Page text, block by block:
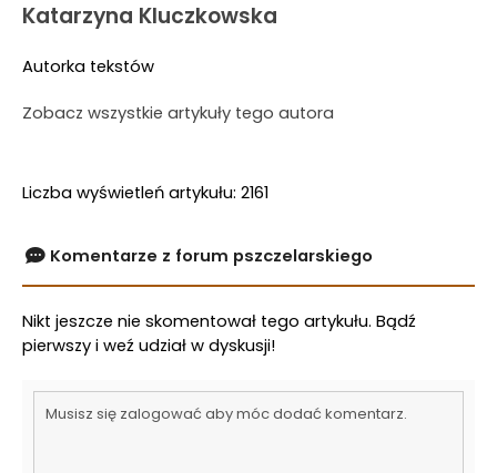
Katarzyna Kluczkowska
Autorka tekstów
Zobacz wszystkie artykuły tego autora
Liczba wyświetleń artykułu: 2161
Komentarze z forum pszczelarskiego
Nikt jeszcze nie skomentował tego artykułu. Bądź
pierwszy i weź udział w dyskusji!